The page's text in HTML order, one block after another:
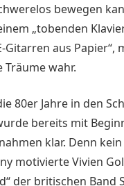
bewegen
„tobenden
Gitarren aus Papier“,
Träume wahr.
80er Jahre in den
bereits mit
klar. Denn
motivierte Vivien
der britischen Band